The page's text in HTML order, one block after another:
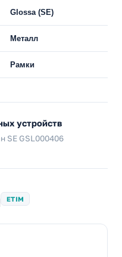
Glossa (SE)
Металл
Рамки
устройств
SE GSL000406
ETIM